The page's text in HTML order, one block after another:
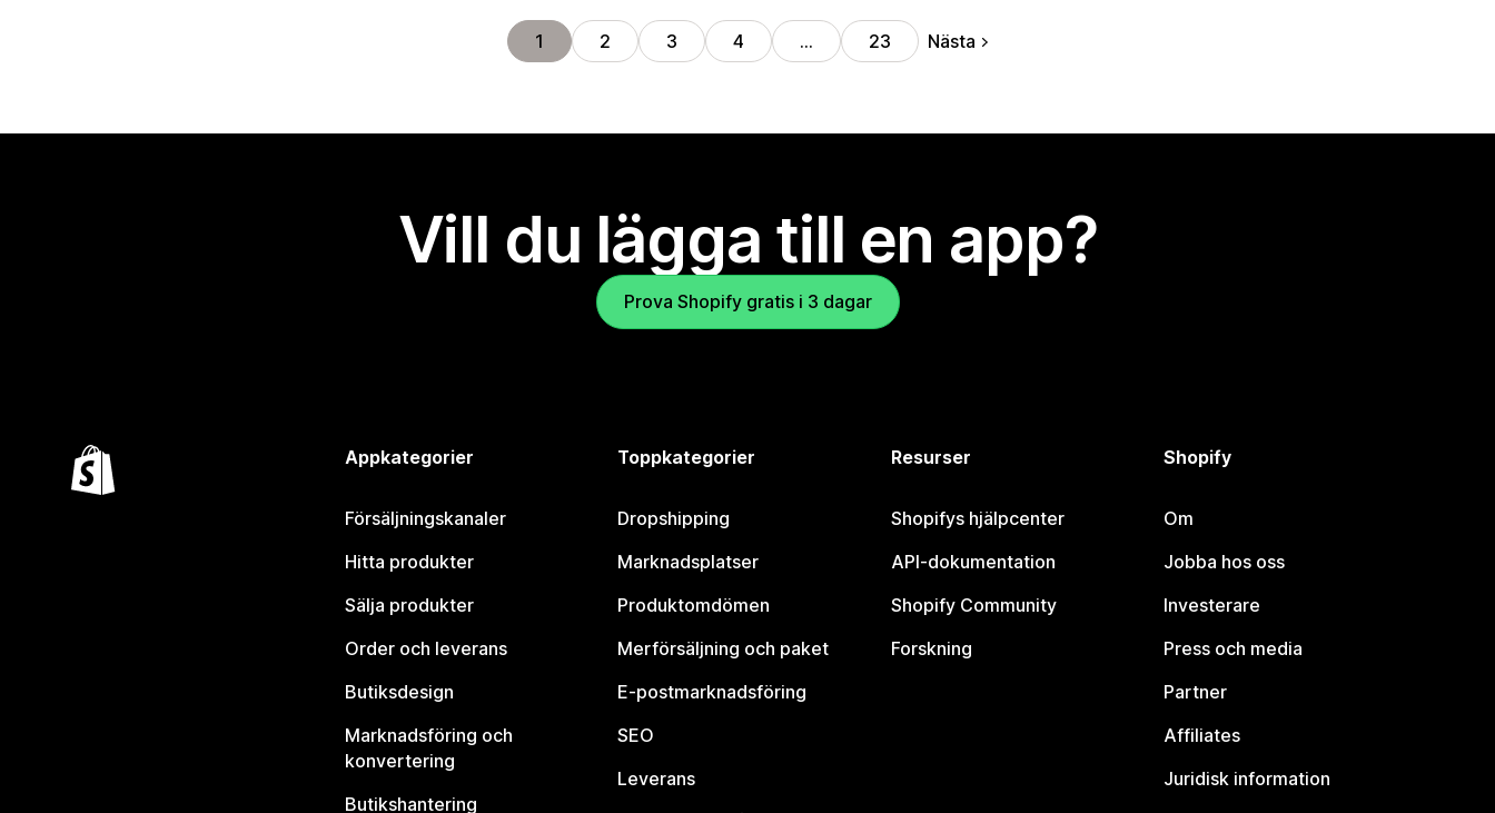
1 2 3 4 … 23 Nästa
Vill du lägga till en app?
Prova Shopify gratis i 3 dagar
Appkategorier
Försäljningskanaler
Hitta produkter
Sälja produkter
Order och leverans
Butiksdesign
Marknadsföring och
konvertering
Butikshantering
Toppkategorier
Dropshipping
Marknadsplatser
Produktomdömen
Merförsäljning och paket
E-postmarknadsföring
SEO
Leverans
Resurser
Shopifys hjälpcenter
API-dokumentation
Shopify Community
Forskning
Shopify
Om
Jobba hos oss
Investerare
Press och media
Partner
Affiliates
Juridisk information